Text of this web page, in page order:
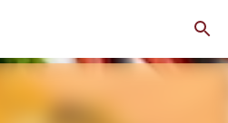
основното съдържание